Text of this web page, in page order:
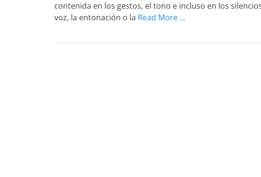
contenida en los gestos, el tono e incluso en los
voz, la entonación o la Read More …